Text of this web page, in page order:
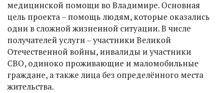
медицинской помощи во Владимире. Основная
цель проекта – помощь людям, которые оказались
одни в сложной жизненной ситуации. В числе
получателей услуги – участники Великой
Отечественной войны, инвалиды и участники
СВО, одиноко проживающие и маломобильные
граждане, а также лица без определённого места
жительства.